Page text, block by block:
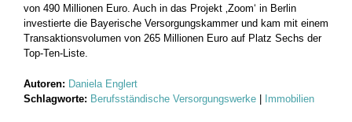
von 490 Millionen Euro. Auch in das Projekt ‚Zoom‘ in Berlin
investierte die Bayerische Versorgungskammer und kam mit einem
Transaktionsvolumen von 265 Millionen Euro auf Platz Sechs der
Top-Ten-Liste.
Autoren: Daniela Englert
Schlagworte: Berufsständische Versorgungswerke | Immobilien